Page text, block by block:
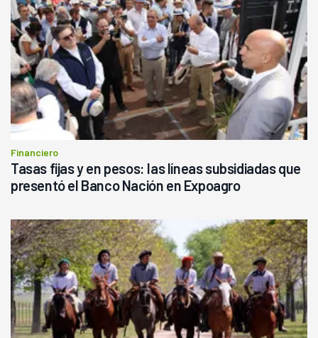
Financiero
Tasas fijas y en pesos: las líneas subsidiadas que
presentó el Banco Nación en Expoagro